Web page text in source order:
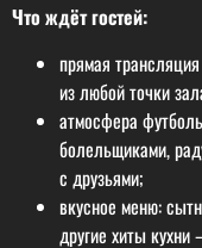
Что ждёт гостей:
прямая
из любой точки
атмосфера
болельщиками,
с друзьями;
вкусное меню:
другие хиты